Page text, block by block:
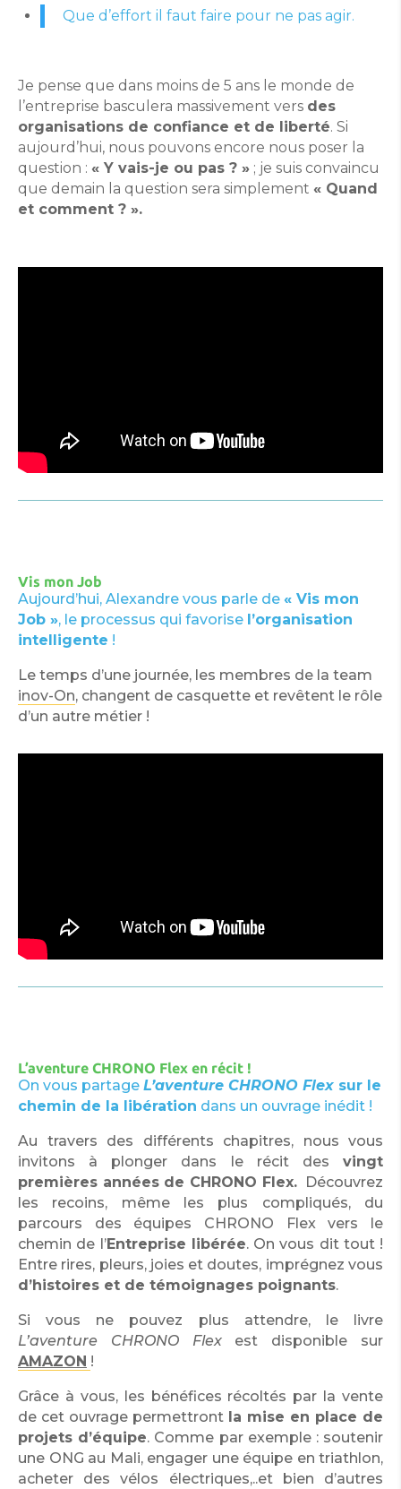
Que d’effort il faut faire pour ne pas agir.
Je pense que dans moins de 5 ans le monde de
l’entreprise basculera massivement vers des
organisations de confiance et de liberté. Si
aujourd’hui, nous pouvons encore nous poser la
question : « Y vais-je ou pas ? » ; je suis convaincu
que demain la question sera simplement « Quand
et comment ? ».
Vis mon Job
Aujourd’hui, Alexandre vous parle de « Vis mon
Job », le processus qui favorise l’organisation
intelligente !
Le temps d’une journée, les membres de la team
inov-On, changent de casquette et revêtent le rôle
d’un autre métier !
L’aventure CHRONO Flex en récit !
On vous partage L’aventure CHRONO Flex sur le
chemin de la libération dans un ouvrage inédit !
Au travers des différents chapitres, nous vous
invitons à plonger dans le récit des vingt
premières années de CHRONO Flex.Découvrez
les recoins, même les plus compliqués, du
parcours des équipes CHRONO Flex vers le
chemin de l’Entreprise libérée. On vous dit tout !
Entre rires, pleurs, joies et doutes, imprégnez vous
d’histoires et de témoignages poignants.
Si vous ne pouvez plus attendre, le livre
L’aventure CHRONO Flexest disponible sur
AMAZON !
Grâce à vous, les bénéfices récoltés par la vente
de cet ouvrage permettront la mise en place de
projets d’équipe. Comme par exemple : soutenir
une ONG au Mali, engager une équipe en triathlon,
acheter des vélos électriques,..et bien d’autres